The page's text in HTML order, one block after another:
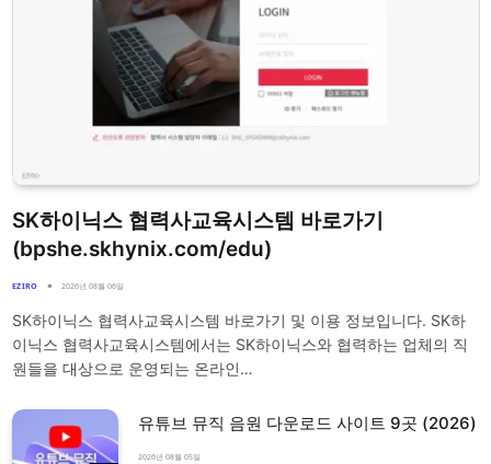
SK하이닉스 협력사교육시스템 바로가기
(bpshe.skhynix.com/edu)
EZIRO 2026년 08월 06일
SK하이닉스 협력사교육시스템 바로가기 및 이용 정보입니다. SK하
이닉스 협력사교육시스템에서는 SK하이닉스와 협력하는 업체의 직
원들을 대상으로 운영되는 온라인…
유튜브 뮤직 음원 다운로드 사이트 9곳 (2026)
2026년 08월 05일